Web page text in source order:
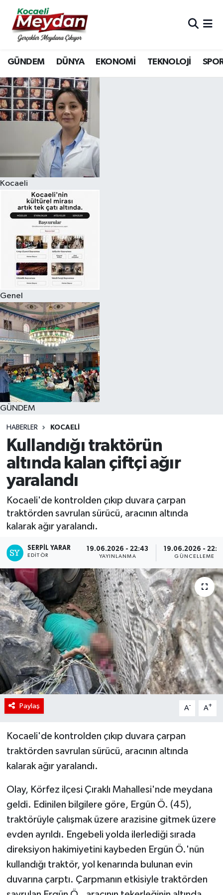
GÜNDEM DÜNYA EKONOMİ TEKNOLOJİ
Kocaeli
Genel
GÜNDEM
HABERLER KOCAELI
Kullandığı traktörün
altında kalan çiftçi ağır
yaralandı
Kocaeli'de kontrolden çıkıp duvara çarpan
traktörden savrulan sürücü, aracının altında
kalarak ağır yaralandı.
SERPİL YARAR
EDITÖR
19.06.2026 - 22:43
YAYINLANMA
19.06.2026 -
GÜNCELLEME
Paylaş A- A+
Kocaeli'de kontrolden çıkıp duvara çarpan
traktörden savrulan sürücü, aracının altında
kalarak ağır yaralandı.
Olay, Körfez ilçesi Çıraklı Mahallesi'nde meydana
geldi. Edinilen bilgilere göre, Ergün Ö. (45),
traktörüyle çalışmak üzere arazisine gitmek üzere
evden ayrıldı. Engebeli yolda ilerlediği sırada
direksiyon hakimiyetini kaybeden Ergün Ö.'nün
kullandığı traktör, yol kenarında bulunan evin
duvarına çarptı. Çarpmanın etkisiyle traktörden
Nöbetçi Eczaneler
Hava Durumu
Trafik Durumu
Süper Lig Puan Durumu ve Fikstür
Tüm Manşetler
Son Dakika Haberleri
Haber Arşivi